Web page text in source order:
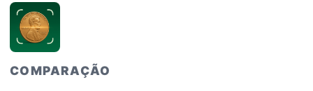
COMPARAÇÃO